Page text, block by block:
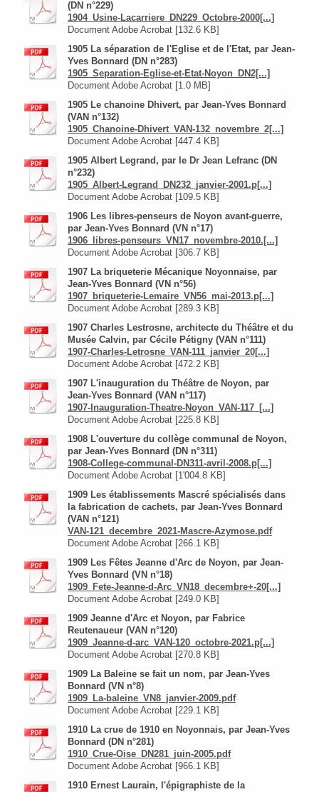
(DN n°229)
1904_Usine-Lacarriere_DN229_Octobre-2000[...]
Document Adobe Acrobat [132.6 KB]
1905 La séparation de l'Eglise et de l'Etat, par Jean-
Yves Bonnard (DN n°283)
1905_Separation-Eglise-et-Etat-Noyon_DN2[...]
Document Adobe Acrobat [1.0 MB]
1905 Le chanoine Dhivert, par Jean-Yves Bonnard
(VAN n°132)
1905_Chanoine-Dhivert_VAN-132_novembre_2[...]
Document Adobe Acrobat [447.4 KB]
1905 Albert Legrand, par le Dr Jean Lefranc (DN
n°232)
1905_Albert-Legrand_DN232_janvier-2001.p[...]
Document Adobe Acrobat [109.5 KB]
1906 Les libres-penseurs de Noyon avant-guerre,
par Jean-Yves Bonnard (VN n°17)
1906_libres-penseurs_VN17_novembre-2010.[...]
Document Adobe Acrobat [306.7 KB]
1907 La briqueterie Mécanique Noyonnaise, par
Jean-Yves Bonnard (VN n°56)
1907_briqueterie-Lemaire_VN56_mai-2013.p[...]
Document Adobe Acrobat [289.3 KB]
1907 Charles Lestrosne, architecte du Théâtre et du
Musée Calvin, par Cécile Pétigny (VAN n°111)
1907-Charles-Letrosne_VAN-111_janvier_20[...]
Document Adobe Acrobat [472.2 KB]
1907 L'inauguration du Théâtre de Noyon, par
Jean-Yves Bonnard (VAN n°117)
1907-Inauguration-Theatre-Noyon_VAN-117_[...]
Document Adobe Acrobat [225.8 KB]
1908 L'ouverture du collège communal de Noyon,
par Jean-Yves Bonnard (DN n°311)
1908-College-communal-DN311-avril-2008.p[...]
Document Adobe Acrobat [1'004.8 KB]
1909 Les établissements Mascré spécialisés dans
la fabrication de cachets, par Jean-Yves Bonnard
(VAN n°121)
VAN-121_decembre_2021-Mascre-Azymose.pdf
Document Adobe Acrobat [266.1 KB]
1909 Les Fêtes Jeanne d'Arc de Noyon, par Jean-
Yves Bonnard (VN n°18)
1909_Fete-Jeanne-d-Arc_VN18_decembre+-20[...]
Document Adobe Acrobat [249.0 KB]
1909 Jeanne d'Arc et Noyon, par Fabrice
Reutenaueur (VAN n°120)
1909_Jeanne-d-arc_VAN-120_octobre-2021.p[...]
Document Adobe Acrobat [270.8 KB]
1909 La Baleine se fait un nom, par Jean-Yves
Bonnard (VN n°8)
1909_La-baleine_VN8_janvier-2009.pdf
Document Adobe Acrobat [229.1 KB]
1910 La crue de 1910 en Noyonnais, par Jean-Yves
Bonnard (DN n°281)
1910_Crue-Oise_DN281_juin-2005.pdf
Document Adobe Acrobat [966.1 KB]
1910 Ernest Laurain, l'épigraphiste de la